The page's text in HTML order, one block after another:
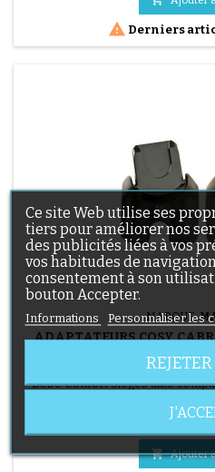
 Derniers
MARQUE:
ADAPTATEURS COSY
Adaptateurs cosy cabriofix et
Bébé Confort Sièges auto
Prix
 Ajouter
Ce site Web utilise ses
tiers pour améliorer nos
des publicités liées à vos
vos habitudes de
consentement à son
bouton Accepter.
Informations Personnaliser les